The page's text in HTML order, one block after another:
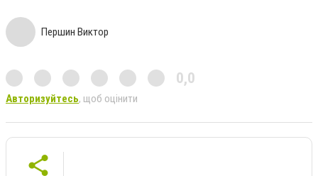
Першин Виктор
0,0
Авторизуйтесь, щоб оцінити